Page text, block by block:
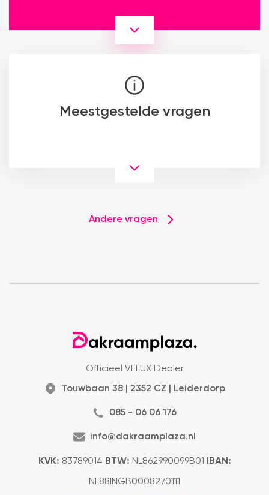
Meestgestelde vragen
Andere vragen
Officieel VELUX Dealer
Touwbaan 38 | 2352 CZ | Leiderdorp
085 - 06 06 176
info@dakraamplaza.nl
KVK: 83789014 BTW: NL862990099B01 IBAN:
NL88INGB0008270111